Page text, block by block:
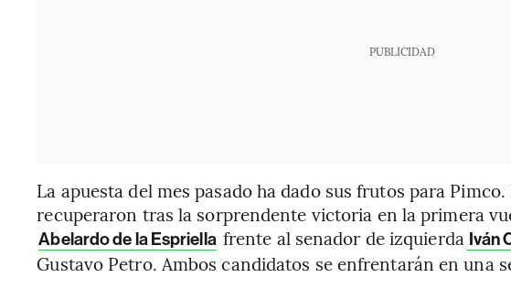
PUBLICIDAD
La apuesta del mes pasado ha dado sus frutos para
recuperaron tras la sorprendente victoria en la primera
Abelardo de la Espriella frente al senador de izquierda Iván
Gustavo Petro. Ambos candidatos se enfrentarán en una